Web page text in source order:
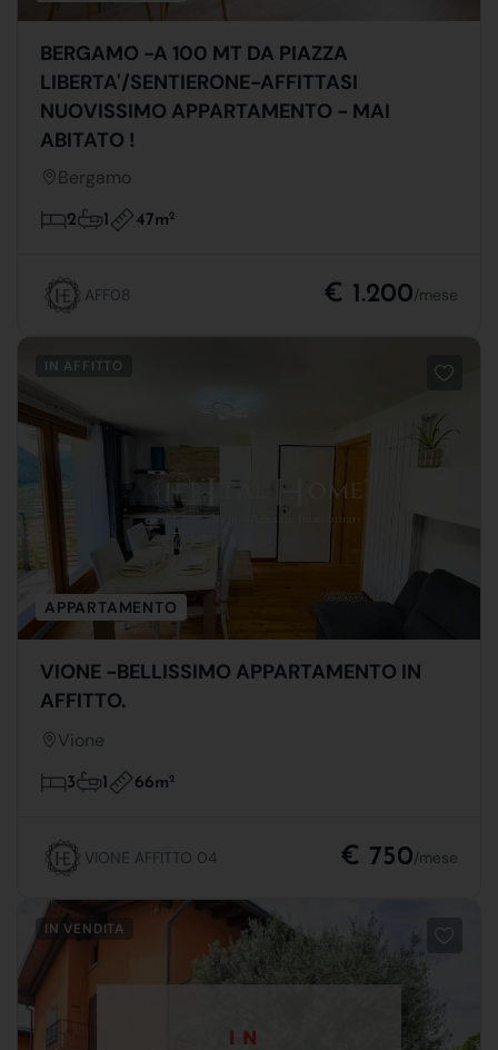
BERGAMO -A 100 MT DA PIAZZA
LIBERTA'/SENTIERONE-AFFITTASI
NUOVISSIMO APPARTAMENTO - MAI
ABITATO !
Bergamo
2 1 47m2
AFF08 € 1.200/mese
IN AFFITTO
APPARTAMENTO
VIONE -BELLISSIMO APPARTAMENTO IN
AFFITTO.
Vione
3 1 66m2
VIONE AFFITTO 04 € 750/mese
IN VENDITA